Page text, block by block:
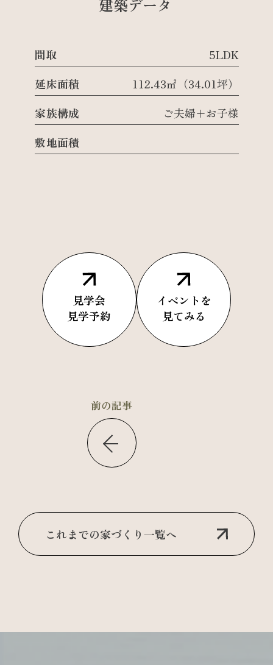
建築データ
間取
5LDK
延床面積
112.43㎡（34.01坪）
家族構成
ご夫婦+お子様
敷地面積
見学会
見学予約
イベントを
見てみる
前の記事
これまでの家づくり一覧へ